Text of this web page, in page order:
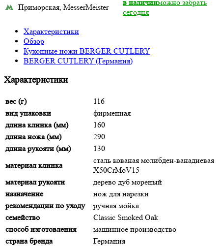
Приморская, MesserMeister
в наличииможно забрать
сегодня
Характеристики
Обзор
Кухонные ножи BERGER CUTLERY
BERGER CUTLERY (Германия)
Характеристики
вес (г)
116
вид упаковки
фирменная
длина клинка (мм)
160
длина ножа (мм)
290
длина рукояти (мм)
130
материал клинка
сталь кованая молибден-ванадиевая
X50CrMoV15
материал рукояти
дерево дуб мореный
назначение
нож для нарезки
рекомендации по уходу
ручная мойка
семейство
Classic Smoked Oak
способ изготовления
машинное производство
страна бренда
Германия